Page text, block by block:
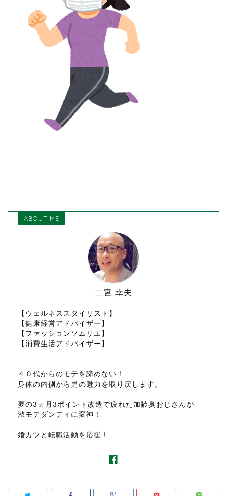
ABOUT ME
二宮 幸夫
【ウェルネススタイリスト】
【健康経営アドバイザー】
【ファッションソムリエ】
【消費生活アドバイザー】
４０代からのモテを諦めない！
身体の内側から男の魅力を取り戻します。
夢の3ヵ月3ポイント改造で疲れた加齢臭おじさんが
渋モテダンディに変神！
婚カツと転職活動を応援！